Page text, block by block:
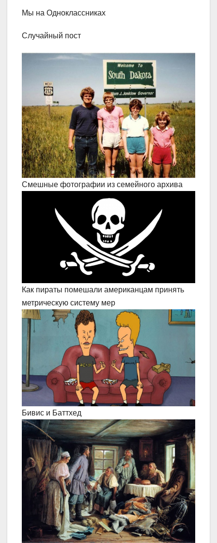
Мы на Одноклассниках
Случайный пост
Смешные фотографии из семейного архива
Как пираты помешали американцам принять
метрическую систему мер
Бивис и Баттхед